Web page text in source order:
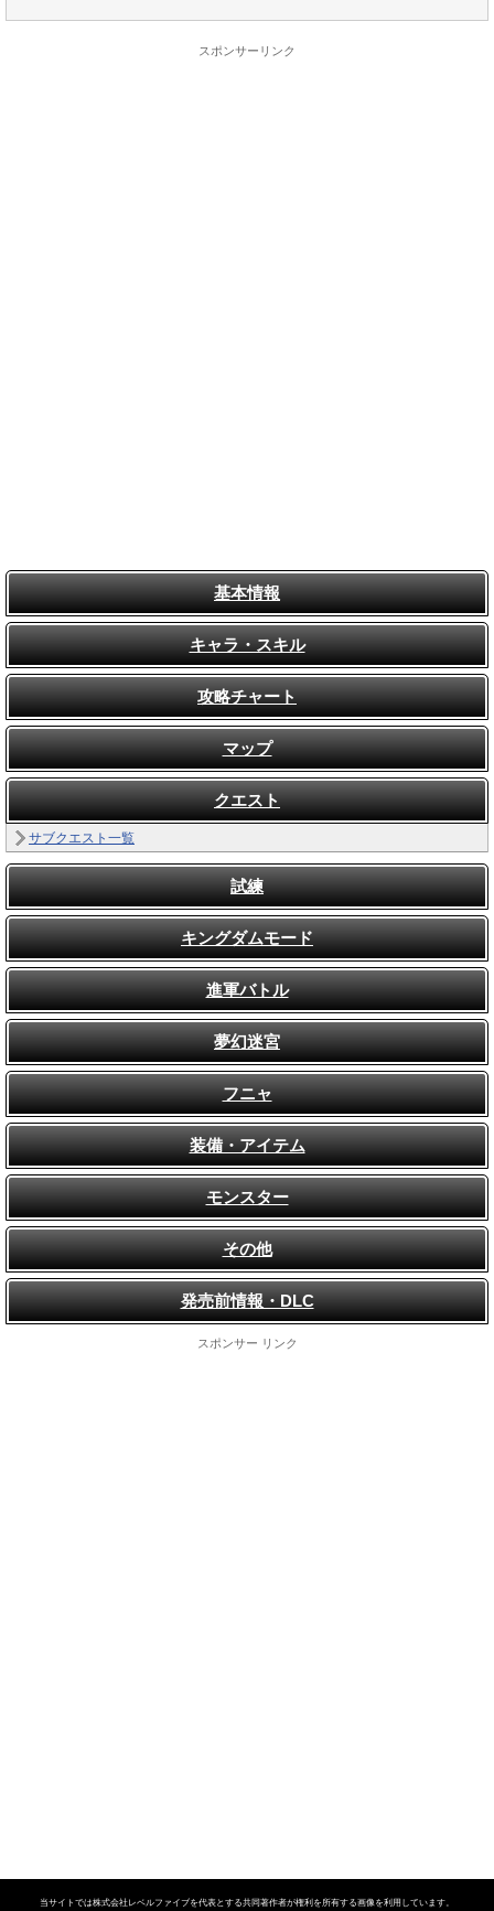
スポンサーリンク
基本情報
キャラ・スキル
攻略チャート
マップ
クエスト
サブクエスト一覧
試練
キングダムモード
進軍バトル
夢幻迷宮
フニャ
装備・アイテム
モンスター
その他
発売前情報・DLC
スポンサー リンク
当サイトでは株式会社レベルファイブを代表とする共同著作者が権利を所有する画像を利用しています。